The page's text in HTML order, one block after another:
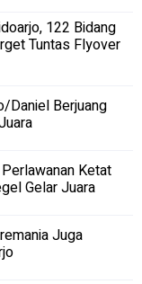
122 Bidang
Tuntas Flyover
Daniel Berjuang
Ketat
Gelar Juara
Juga